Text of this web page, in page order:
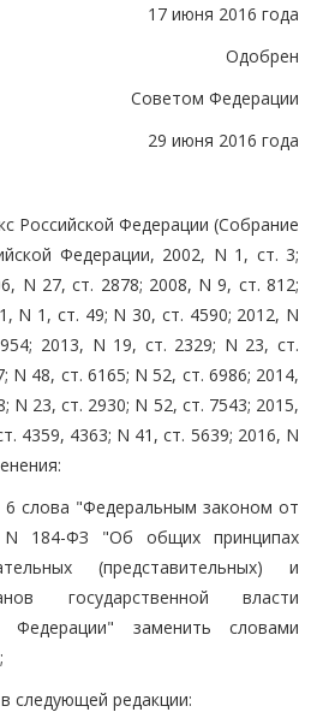
17 июня 2016 года
Одобрен
Советом Федерации
29 июня 2016 года
Российской Федерации (Собрание
Федерации, 2002, N 1, ст. 3;
N 27, ст. 2878; 2008, N 9, ст. 812;
N 1, ст. 49; N 30, ст. 4590; 2012, N
2013, N 19, ст. 2329; N 23, ст.
N 48, ст. 6165; N 52, ст. 6986; 2014,
N 23, ст. 2930; N 52, ст. 7543; 2015,
4359, 4363; N 41, ст. 5639; 2016, N
6 слова "Федеральным законом от
184-ФЗ "Об общих принципах
(представительных) и
государственной власти
Федерации" заменить словами
следующей редакции: